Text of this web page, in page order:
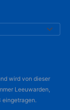
wird von dieser
Leeuwarden,
eingetragen.